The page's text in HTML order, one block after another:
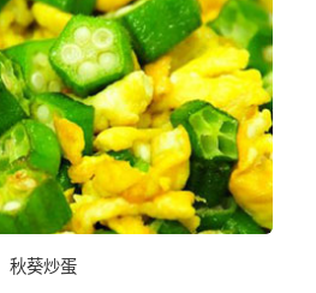
秋葵炒蛋